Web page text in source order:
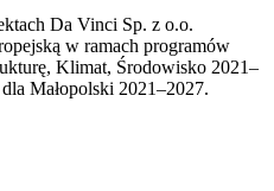
Da Vinci Sp. z o.o.
w ramach programów
Klimat, Środowisko 2021–
Małopolski 2021–2027.